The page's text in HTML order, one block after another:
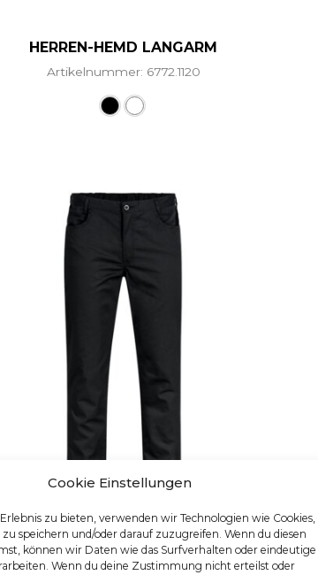
Cookie Einstellungen
zu bieten, verwenden wir Technologien wie
speichern und/oder darauf zuzugreifen. Wenn du diesen
können wir Daten wie das Surfverhalten oder eindeutige
Wenn du deine Zustimmung nicht erteilst oder
HERREN-HEMD LANGARM
Artikelnummer: 6772.1120
HERREN-KOCHHOSE